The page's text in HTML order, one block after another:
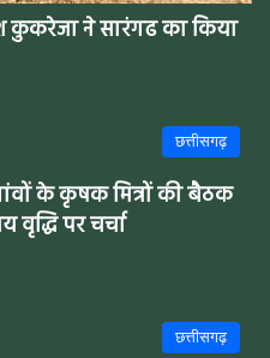
कुकरेजा ने सारंगढ का किया
छत्तीसगढ़
के कृषक मित्रों की बैठक
पर चर्चा
छत्तीसगढ़